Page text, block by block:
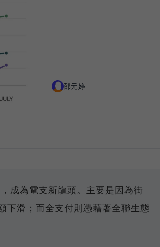
邵元婷
成為電支新龍頭。主要是因為街
下滑；而全支付則憑藉著全聯生態